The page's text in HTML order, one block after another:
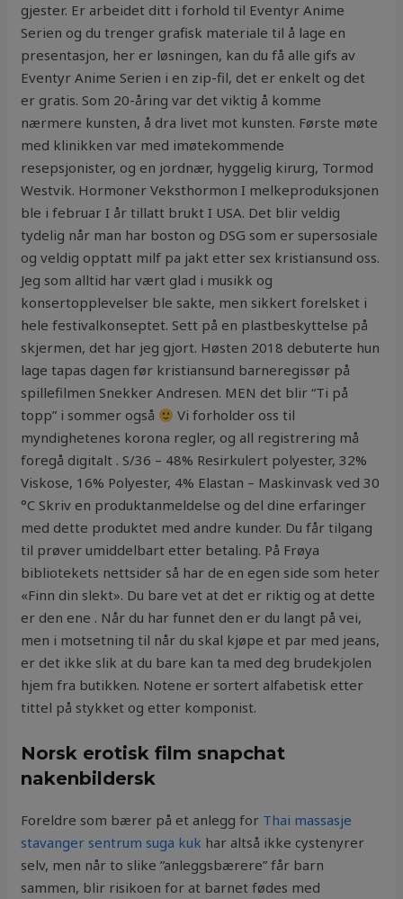
gjester. Er arbeidet ditt i forhold til Eventyr Anime
Serien og du trenger grafisk materiale til å lage en
presentasjon, her er løsningen, kan du få alle gifs av
Eventyr Anime Serien i en zip-fil, det er enkelt og det
er gratis. Som 20-åring var det viktig å komme
nærmere kunsten, å dra livet mot kunsten. Første møte
med klinikken var med imøtekommende
resepsjonister, og en jordnær, hyggelig kirurg, Tormod
Westvik. Hormoner Veksthormon I melkeproduksjonen
ble i februar I år tillatt brukt I USA. Det blir veldig
tydelig når man har boston og DSG som er supersosiale
og veldig opptatt milf pa jakt etter sex kristiansund oss.
Jeg som alltid har vært glad i musikk og
konsertopplevelser ble sakte, men sikkert forelsket i
hele festivalkonseptet. Sett på en plastbeskyttelse på
skjermen, det har jeg gjort. Høsten 2018 debuterte hun
lage tapas dagen før kristiansund barneregissør på
spillefilmen Snekker Andresen. MEN det blir “Ti på
topp” i sommer også
Vi forholder oss til
myndighetenes korona regler, og all registrering må
foregå digitalt . S/36 – 48% Resirkulert polyester, 32%
Viskose, 16% Polyester, 4% Elastan – Maskinvask ved 30
°C Skriv en produktanmeldelse og del dine erfaringer
med dette produktet med andre kunder. Du får tilgang
til prøver umiddelbart etter betaling. På Frøya
bibliotekets nettsider så har de en egen side som heter
«Finn din slekt». Du bare vet at det er riktig og at dette
er den ene . Når du har funnet den er du langt på vei,
men i motsetning til når du skal kjøpe et par med jeans,
er det ikke slik at du bare kan ta med deg brudekjolen
hjem fra butikken. Notene er sortert alfabetisk etter
tittel på stykket og etter komponist.
Norsk erotisk film snapchat
nakenbildersk
Foreldre som bærer på et anlegg for Thai massasje
stavanger sentrum suga kuk har altså ikke cystenyrer
selv, men når to slike ”anleggsbærere” får barn
sammen, blir risikoen for at barnet fødes med